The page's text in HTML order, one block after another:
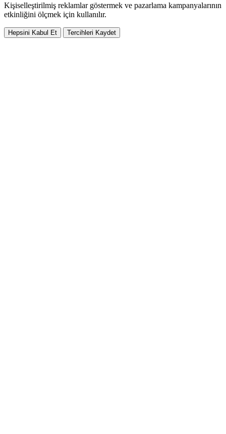
Kişiselleştirilmiş reklamlar göstermek ve pazarlama kampanyalarının
etkinliğini ölçmek için kullanılır.
Hepsini Kabul Et Tercihleri Kaydet